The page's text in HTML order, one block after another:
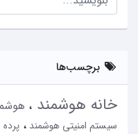
برچسب‌ها
خانه هوشمند
سیستم امنیتی هوشمند